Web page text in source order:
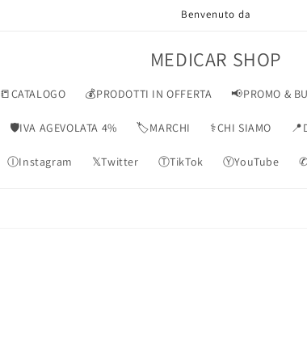
Benvenuto da
MEDICAR SHOP
📒CATALOGO 💰PRODOTTI IN OFFERTA 📢PROMO &
🛡️IVA AGEVOLATA 4% 🏷️MARCHI ⚕️CHI SIAMO
ⒾInstagram 𝕏Twitter ⓉTikTok ⓎYouTube